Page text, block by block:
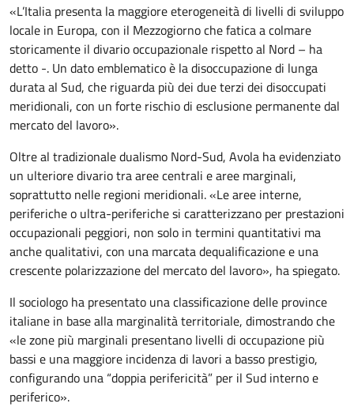
«L’Italia presenta la maggiore eterogeneità di livelli di sviluppo
locale in Europa, con il Mezzogiorno che fatica a colmare
storicamente il divario occupazionale rispetto al Nord – ha
detto -. Un dato emblematico è la disoccupazione di lunga
durata al Sud, che riguarda più dei due terzi dei disoccupati
meridionali, con un forte rischio di esclusione permanente dal
mercato del lavoro».
Oltre al tradizionale dualismo Nord-Sud, Avola ha evidenziato
un ulteriore divario tra aree centrali e aree marginali,
soprattutto nelle regioni meridionali. «Le aree interne,
periferiche o ultra-periferiche si caratterizzano per prestazioni
occupazionali peggiori, non solo in termini quantitativi ma
anche qualitativi, con una marcata dequalificazione e una
crescente polarizzazione del mercato del lavoro», ha spiegato.
Il sociologo ha presentato una classificazione delle province
italiane in base alla marginalità territoriale, dimostrando che
«le zone più marginali presentano livelli di occupazione più
bassi e una maggiore incidenza di lavori a basso prestigio,
configurando una “doppia perifericità” per il Sud interno e
periferico».